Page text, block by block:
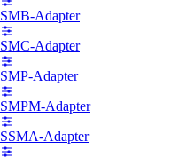
SMB-Adapter
SMC-Adapter
SMP-Adapter
SMPM-Adapter
SSMA-Adapter